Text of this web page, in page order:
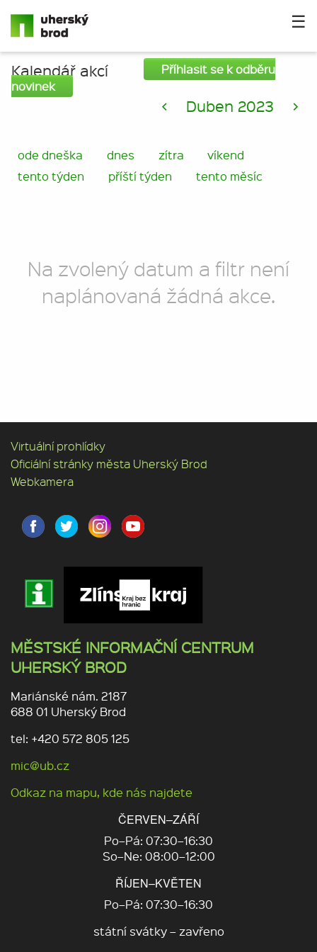
☰
Kalendář akcí
Příhlasit se k odběru
novinek
< Duben 2023 >
ode dneška dnes zítra
víkend
tento týden
příští týden tento měsíc
Na zvolený datum a filtr není
naplánovaná žádná akce.
Virtuální prohlídky
Oficiální stránky města Uherský Brod
Webkamera
MĚSTSKÉ INFORMAČNÍ CENTRUM
UHERSKÝ BROD
Mariánské nám. 2187
688 01 Uherský Brod
tel: +420 572 805 125
mic@ub.cz
Odkaz na mapu, kde nás najdete
ČERVEN–ZÁŘÍ
Po–Pá: 07:30–16:30
So–Ne: 08:00–12:00
ŘÍJEN–KVĚTEN
Po–Pá: 07:30–16:30
státní svátky – zavřeno